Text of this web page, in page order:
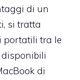
di un
si tratta
portatili tra le
di